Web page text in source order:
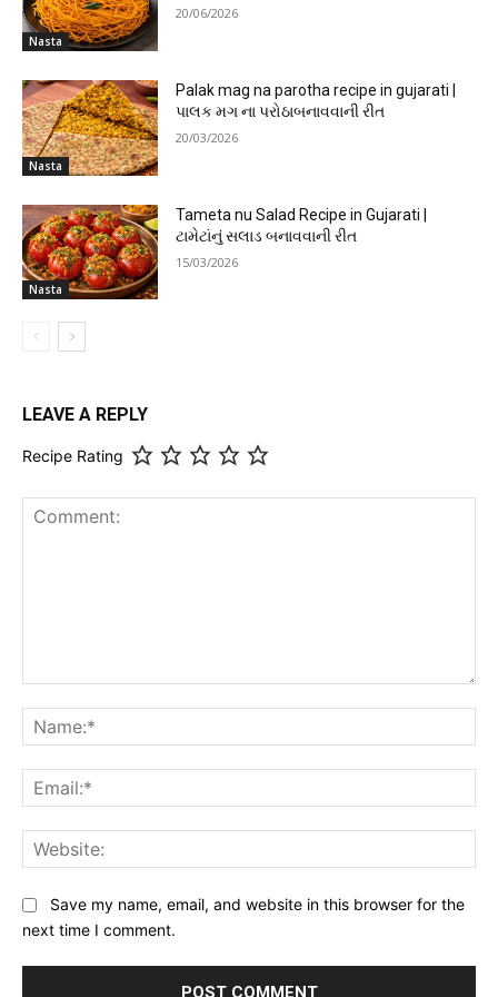
Nasta
20/06/2026
Nasta
Palak mag na parotha recipe in gujarati |
પાલક મગ ના પરોઠાબનાવવાની રીત
20/03/2026
Nasta
Tameta nu Salad Recipe in Gujarati |
ટામેટાંનું સલાડ બનાવવાની રીત
15/03/2026
LEAVE A REPLY
Recipe Rating
Save my name, email, and website in this browser for the
next time I comment.